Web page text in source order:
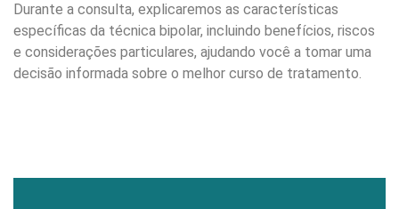
Durante a consulta, explicaremos as características
específicas da técnica bipolar, incluindo benefícios, riscos
e considerações particulares, ajudando você a tomar uma
decisão informada sobre o melhor curso de tratamento.